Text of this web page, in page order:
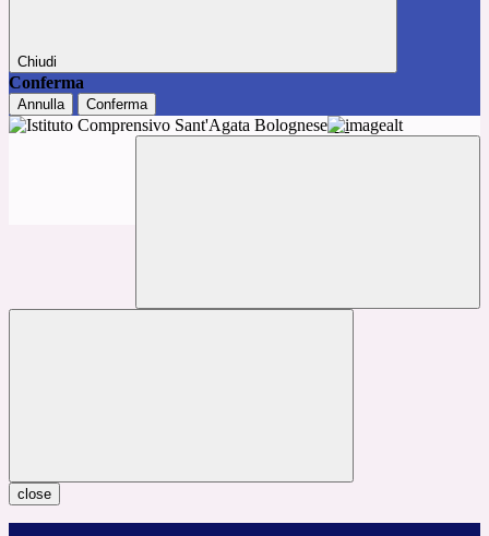
Chiudi
Conferma
Annulla Conferma
close